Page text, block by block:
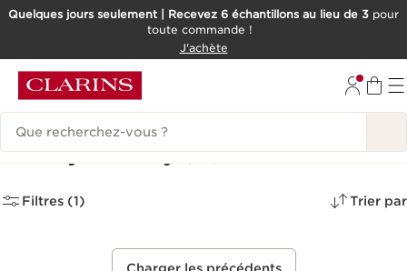
ALLER AU CONTENU
Quelques jours seulement | Recevez 6 échantillons au lieu de 3 pour
toute commande !
J'achète
Historique des recherches
Beauty Factory (24)
Filtres (1) Trier par